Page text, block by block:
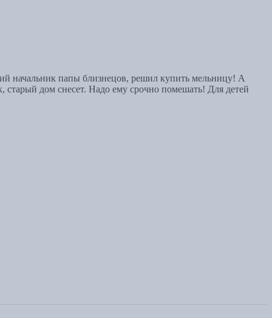
начальник папы близнецов, решил купить мельницу! А
старый дом снесет. Надо ему срочно помешать! Для детей